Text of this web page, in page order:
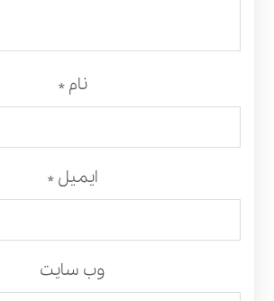
نام*
ایمیل*
وب‌ سایت